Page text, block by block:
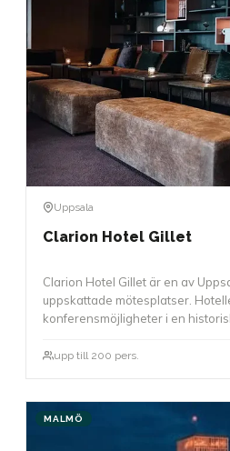
Uppsala
Clarion Hotel Gillet
Clarion Hotel Gillet är en av
uppskattade mötesplatser.
konferensmöjligheter i en
upp till 200 pers.
MALMÖ